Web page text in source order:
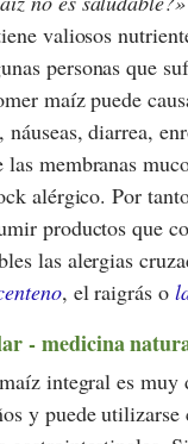
valiosos
personas que
maíz puede
náuseas, diarrea,
membranas
alérgico. Por
productos que
las alergias
, el raigrás o
- medicina
integral es muy
y puede